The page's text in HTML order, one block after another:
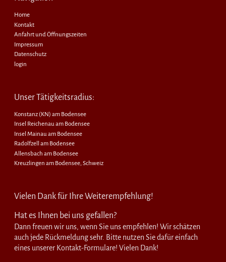
Unser Tätigkeitsradius:
Konstanz (KN) am Bodensee
Insel Reichenau am Bodensee
Insel Mainau am Bodensee
Radolfzell am Bodensee
Allensbach am Bodensee
Kreuzlingen am Bodensee, Schweiz
Home
Kontakt
Anfahrt und Öffnungszeiten
Impressum
Datenschutz
login
Vielen Dank für Ihre Weiterempfehlung!
Hat es Ihnen bei uns gefallen?
Dann freuen wir uns, wenn Sie uns empfehlen! Wir schätzen
auch jede Rückmeldung sehr. Bitte nutzen Sie dafür einfach
eines unserer Kontakt-Formulare! Vielen Dank!